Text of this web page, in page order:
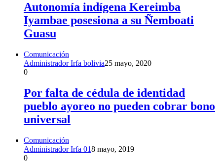
Autonomía indígena Kereimba
Iyambae posesiona a su Ñemboati
Guasu
Comunicación
Administrador Irfa bolivia25 mayo, 2020
0
Por falta de cédula de identidad
pueblo ayoreo no pueden cobrar bono
universal
Comunicación
Administrador Irfa 018 mayo, 2019
0